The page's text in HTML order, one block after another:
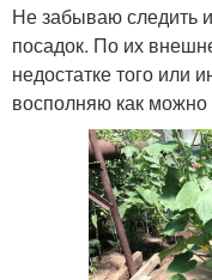
Не забываю следить
посадок. По их
недостатке того или
восполняю как можно